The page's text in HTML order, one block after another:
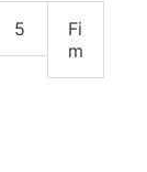
5
Fi
m